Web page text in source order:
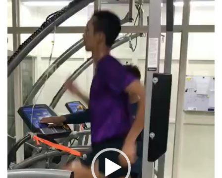
訊
播
器